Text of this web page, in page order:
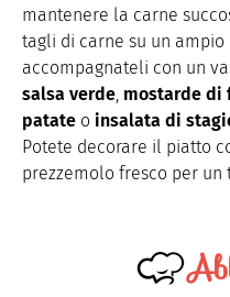
mantenere la carne
tagli di carne su un
accompagnateli con un
salsa verde mostarde di
patate o insalata di
Potete decorare il piatto
prezzemolo fresco per un